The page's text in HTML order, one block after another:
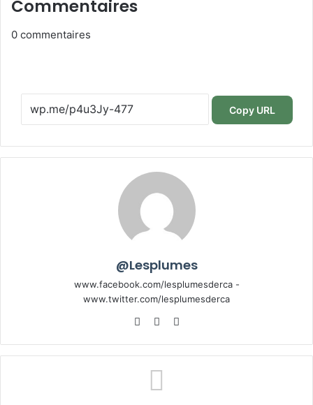
Commentaires
0 commentaires
Copy URL
@Lesplumes
www.facebook.com/lesplumesderca -
www.twitter.com/lesplumesderca
WebsiteFacebook